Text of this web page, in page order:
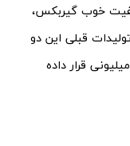
کیفیت خوب گیربکس،
قبلی این دو
ماشین را در شمار بهترین ماشین های 500 میلیونی قرار داده